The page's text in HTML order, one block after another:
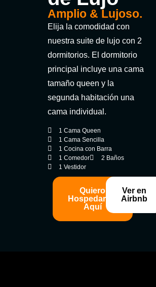
Amplio & Lujoso.
Elija la comodidad con
nuestra suite de lujo con 2
dormitorios. El dormitorio
principal incluye una cama
tamaño queen y la
segunda habitación una
cama individual.
1 Cama Queen
1 Cama Sencilla
1 Cocina con Barra
1 Comedor
2 Baños
1 Vestidor
Quiero
Hospedarme
Aquí
Ver en
Airbnb